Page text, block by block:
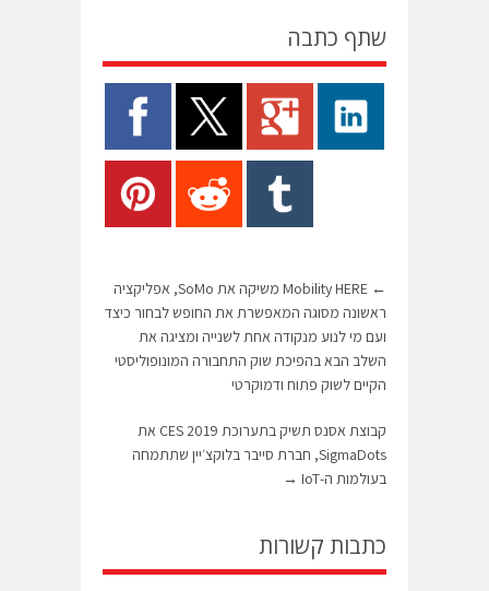
שתף כתבה
←
Mobility HERE משיקה את SoMo, אפליקציה
ראשונה מסוגה המאפשרת את החופש לבחור כיצד
ועם מי לנוע מנקודה אחת לשנייה ומציגה את
השלב הבא בהפיכת שוק התחבורה המונופוליסטי
הקיים לשוק פתוח ודמוקרטי
קבוצת אסנס תשיק בתערוכת CES 2019 את
SigmaDots, חברת סייבר בלוקצ׳יין שתתמחה
בעולמות ה-IoT
→
כתבות קשורות